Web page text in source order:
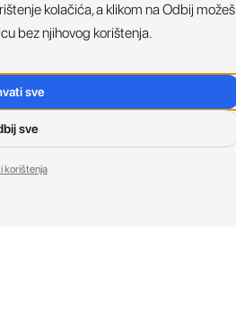
kolačića, a klikom na Odbij možeš
bez njihovog korištenja.
sve
sve
korištenja